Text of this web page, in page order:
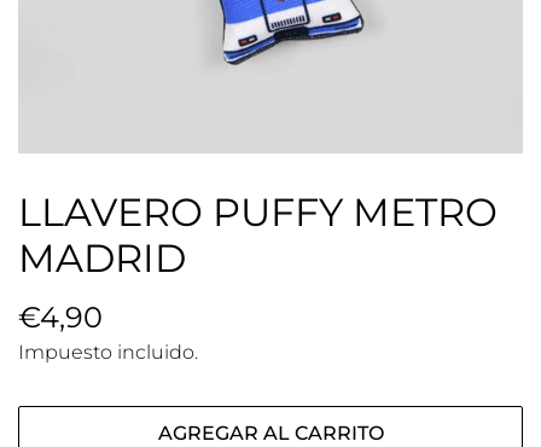
LLAVERO PUFFY METRO
MADRID
Precio
habitual
€4,90
venta
Impuesto incluido.
AGREGAR AL CARRITO